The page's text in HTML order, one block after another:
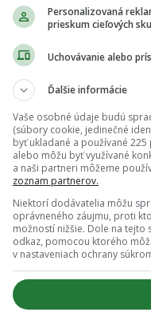
technický stav
nie je funkčná,
pacientov aj
a po
zatekaniu do
budovy.
zPlánu
plastové okná
zostávajú
Personalizovaná
prieskum cieľových
Uchovávanie alebo
Ďalšie informácie
Vaše osobné údaje budú
(súbory cookie, jedinečné
byť ukladané a používané
alebo môžu byť využívané
a naši partneri môžeme
zoznam partnerov.
Niektorí dodávatelia môžu
oprávneného záujmu, proti
možností nižšie. Dole na tejto
odkaz, pomocou ktorého
v nastaveniach ochrany